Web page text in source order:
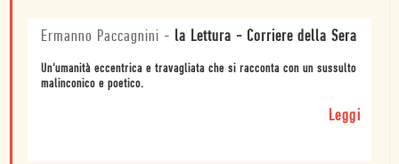
Ermanno Paccagnini - la Lettura - Corriere della Sera
Un'umanità eccentrica e travagliata che si racconta con un sussulto
malinconico e poetico.
Leggi